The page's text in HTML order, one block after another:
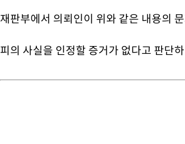
재판부에서 의뢰인이 위와 같은 내용의
피의 사실을 인정할 증거가 없다고 판단하